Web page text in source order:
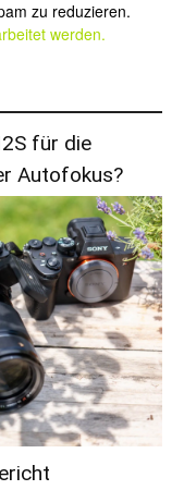
zu reduzieren.
werden.
für die
Autofokus?